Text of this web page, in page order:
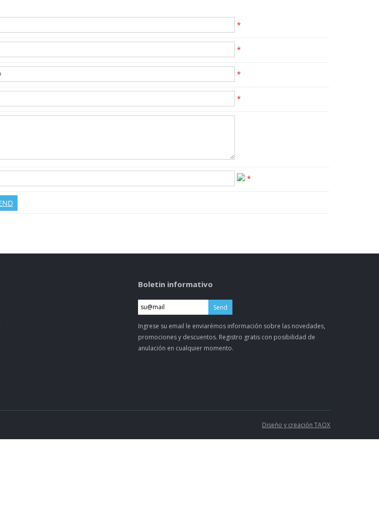
*
*
*
*
*
Boletin informativo
Send
Ingrese su email le enviarémos información sobre las novedades,
promociones y descuentos. Registro gratis con posibilidad de
anulación en cualquier momento.
Diseňo y creación TAOX